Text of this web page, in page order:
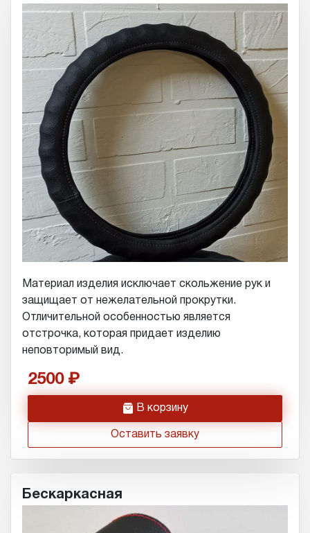
Материал изделия исключает скольжение рук и
защищает от нежелательной прокрутки.
Отличительной особенностью является
отстрочка, которая придает изделию
неповторимый вид.
2500
h В корзину
Оставить заявку
Бескаркасная